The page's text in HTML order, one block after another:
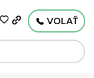
VOLAŤ